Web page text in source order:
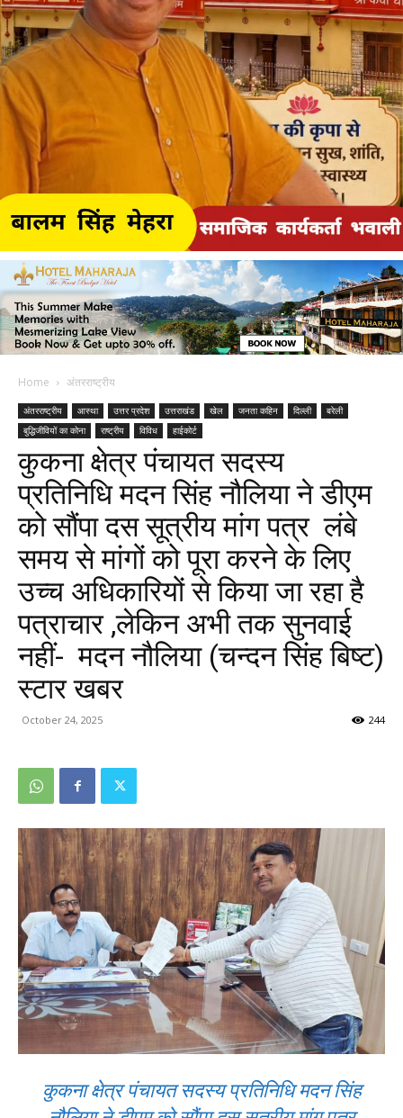
Home अंतरराष्ट्रीय
अंतरराष्ट्रीय आस्था उत्तर प्रदेश उत्तराखंड खेल जनता कहिन दिल्ली
बरेली
बुद्धिजीवियों का कोना
राष्ट्रीय विविध हाईकोर्ट
कुकना क्षेत्र पंचायत सदस्य
प्रतिनिधि मदन सिंह नौलिया ने डीएम
को सौंपा दस सूत्रीय मांग पत्र लंबे
समय से मांगों को पूरा करने के लिए
उच्च अधिकारियों से किया जा रहा‌ है
पत्राचार ,लेकिन अभी तक सुनवाई
नहीं- मदन नौलिया (चन्दन सिंह बिष्ट)
स्टार खबर
October 24, 2025 244
कुकना क्षेत्र पंचायत सदस्य प्रतिनिधि मदन सिंह